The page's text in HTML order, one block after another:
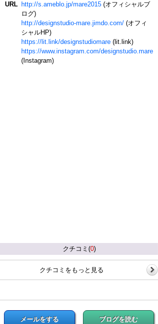
URL http://s.ameblo.jp/mare2015 (オフィシャルブ
ログ)
http://designstudio-mare.jimdo.com/ (オフィ
シャルHP)
https://lit.link/designstudiomare (lit.link)
https://www.instagram.com/designstudio.mare
(Instagram)
クチコミ(0)
クチコミをもっと見る
メールをする ブログを読む